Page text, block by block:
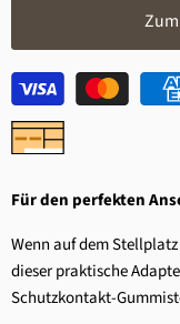
Für den perfekten
Wenn auf dem
dieser praktische
Schutzkontakt-